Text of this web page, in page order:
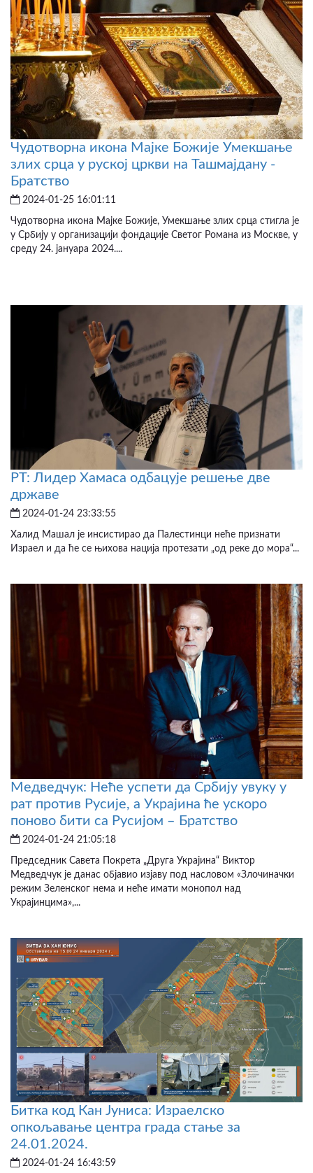
Чудотворна икона Мајке Божије Умекшање
злих срца у руској цркви на Ташмајдану -
Братство
2024-01-25 16:01:11
Чудотворна икона Мајке Божије, Умекшање злих срца стигла је
у Србију у организацији фондације Светог Романа из Москве, у
среду 24. јануара 2024....
РТ: Лидер Хамаса одбацује решење две
државе
2024-01-24 23:33:55
Халид Машал је инсистирао да Палестинци неће признати
Израел и да ће се њихова нација протезати „од реке до мора“...
Медведчук: Неће успети да Србију увуку у
рат против Русије, а Украјина ће ускоро
поново бити са Русијом – Братство
2024-01-24 21:05:18
Председник Савета Покрета „Друга Украјина“ Виктор
Медведчук је данас објавио изјаву под насловом «Злочиначки
режим Зеленског нема и неће имати монопол над
Украјинцима»,...
Битка код Кан Јуниса: Израелско
опкољавање центра града стање за
24.01.2024.
2024-01-24 16:43:59